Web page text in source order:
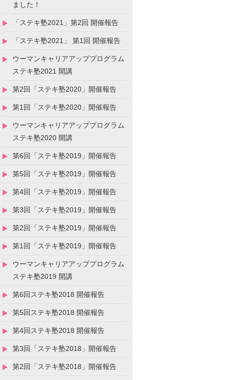
ました！
「ステキ塾2021」第2回 開催報告
「ステキ塾2021」 第1回 開催報告
ウーマンキャリアアッププログラム
ステキ塾2021 開講
第2回「ステキ塾2020」開催報告
第1回「ステキ塾2020」開催報告
ウーマンキャリアアッププログラム
ステキ塾2020 開講
第6回「ステキ塾2019」開催報告
第5回「ステキ塾2019」開催報告
第4回「ステキ塾2019」開催報告
第3回「ステキ塾2019」開催報告
第2回「ステキ塾2019」開催報告
第1回「ステキ塾2019」開催報告
ウーマンキャリアアッププログラム
ステキ塾2019 開講
第6回ステキ塾2018 開催報告
第5回ステキ塾2018 開催報告
第4回ステキ塾2018 開催報告
第3回「ステキ塾2018」開催報告
第2回「ステキ塾2018」開催報告